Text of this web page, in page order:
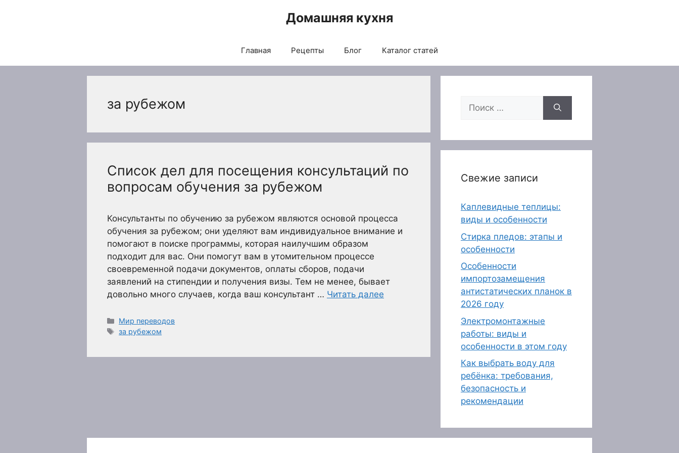
Домашняя кухня
Главная Рецепты Блог Каталог статей
за рубежом
Список дел для посещения консультаций по
вопросам обучения за рубежом
Консультанты по обучению за рубежом являются основой процесса
обучения за рубежом; они уделяют вам индивидуальное внимание и
помогают в поиске программы, которая наилучшим образом
подходит для вас. Они помогут вам в утомительном процессе
своевременной подачи документов, оплаты сборов, подачи
заявлений на стипендии и получения визы. Тем не менее, бывает
довольно много случаев, когда ваш консультант … Читать далее
Рубрики
Мир переводов
Метки
за рубежом
Поиск:
Свежие записи
Каплевидные теплицы:
виды и особенности
Стирка пледов: этапы и
особенности
Особенности
импортозамещения
антистатических планок в
2026 году
Электромонтажные
работы: виды и
особенности в этом году
Как выбрать воду для
ребёнка: требования,
безопасность и
рекомендации